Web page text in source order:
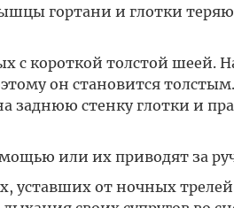
гортани и глотки
короткой толстой шеей.
он становится
заднюю стенку глотки и
или их приводят за
от ночных